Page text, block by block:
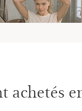
achetés